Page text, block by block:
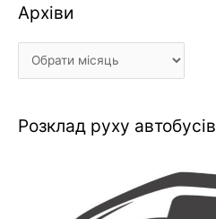
Архіви
Архіви
Розклад руху автобусів